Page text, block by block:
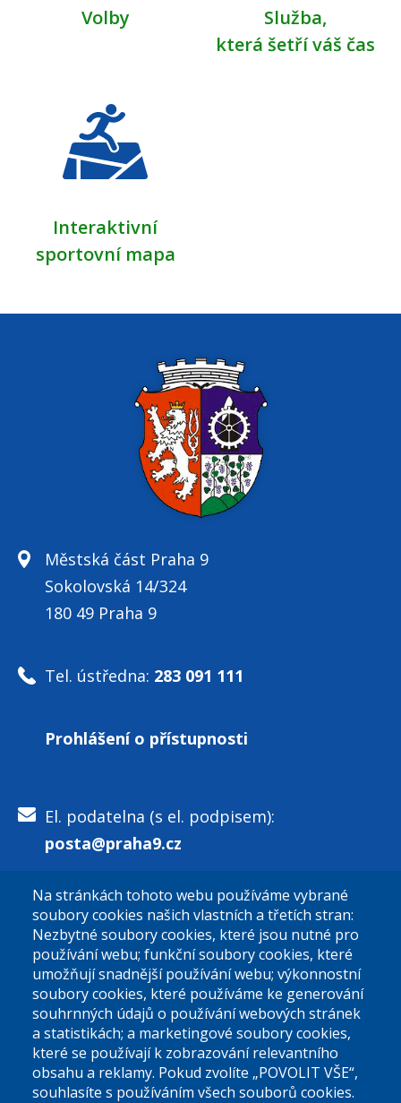
Volby
Služba,
která šetří váš čas
Interaktivní
sportovní mapa
Městská část Praha 9
Sokolovská 14/324
180 49 Praha 9
Tel. ústředna: 283 091 111
Prohlášení o přístupnosti
El. podatelna (s el. podpisem):
posta@praha9.cz
El. podatelna (bez el. podpisu):
podatelna@praha9.cz
Úřední dny:
Na stránkách tohoto webu používáme vybrané
soubory cookies našich vlastních a třetích stran:
Nezbytné soubory cookies, které jsou nutné pro
používání webu; funkční soubory cookies, které
umožňují snadnější používání webu; výkonnostní
soubory cookies, které používáme ke generování
souhrnných údajů o používání webových stránek
a statistikách; a marketingové soubory cookies,
které se používají k zobrazování relevantního
obsahu a reklamy. Pokud zvolíte „POVOLIT VŠE“,
souhlasíte s používáním všech souborů cookies.